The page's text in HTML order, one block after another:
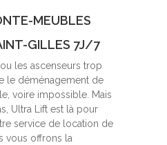
MEUBLES
GILLES 7J/7
les ascenseurs trop
le déménagement de
voire impossible. Mais
Ultra Lift est là pour
service de location de
vous offrons la